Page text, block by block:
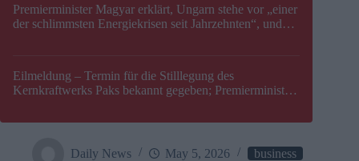
Premierminister Magyar erklärt, Ungarn stehe vor „einer
der schlimmsten Energiekrisen seit Jahrzehnten“, und
Eilmeldung – Termin für die Stilllegung des
Kernkraftwerks Paks bekannt gegeben; Premierminister
Daily News May 5, 2026 business